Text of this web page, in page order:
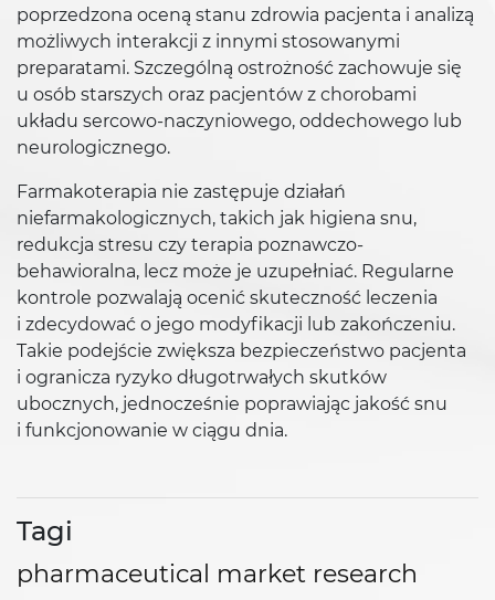
poprzedzona oceną stanu zdrowia pacjenta i analizą
możliwych interakcji z innymi stosowanymi
preparatami. Szczególną ostrożność zachowuje się
u osób starszych oraz pacjentów z chorobami
układu sercowo-naczyniowego, oddechowego lub
neurologicznego.
Farmakoterapia nie zastępuje działań
niefarmakologicznych, takich jak higiena snu,
redukcja stresu czy terapia poznawczo-
behawioralna, lecz może je uzupełniać. Regularne
kontrole pozwalają ocenić skuteczność leczenia
i zdecydować o jego modyfikacji lub zakończeniu.
Takie podejście zwiększa bezpieczeństwo pacjenta
i ogranicza ryzyko długotrwałych skutków
ubocznych, jednocześnie poprawiając jakość snu
i funkcjonowanie w ciągu dnia.
Tagi
pharmaceutical market research